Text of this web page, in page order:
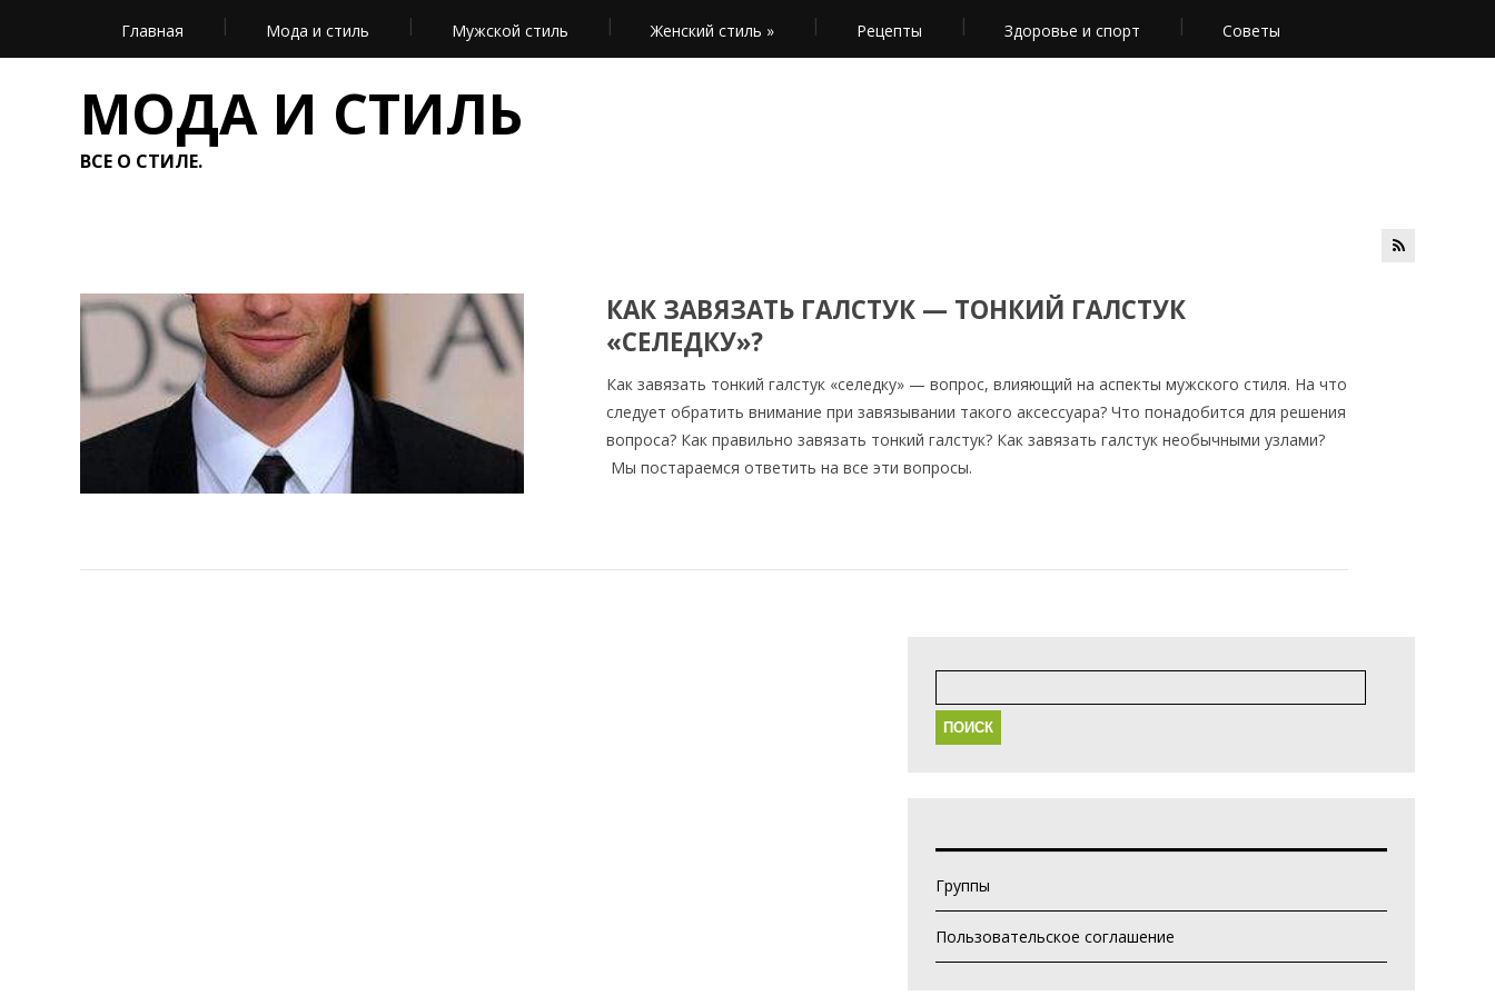
Главная Мода и стиль Мужской стиль Женский стиль » Рецепты Здоровье и спорт Советы
МОДА И СТИЛЬ
ВСЕ О СТИЛЕ.
КАК ЗАВЯЗАТЬ ГАЛСТУК — ТОНКИЙ ГАЛСТУК
«СЕЛЕДКУ»?
Как завязать тонкий галстук «селедку» — вопрос, влияющий на аспекты мужского стиля. На что
следует обратить внимание при завязывании такого аксессуара? Что понадобится для решения
вопроса? Как правильно завязать тонкий галстук? Как завязать галстук необычными узлами?
Мы постараемся ответить на все эти вопросы.
Найти:
Группы
Пользовательское соглашение